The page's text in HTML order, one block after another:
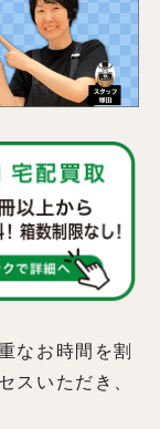
なお時間を割
スいただき、